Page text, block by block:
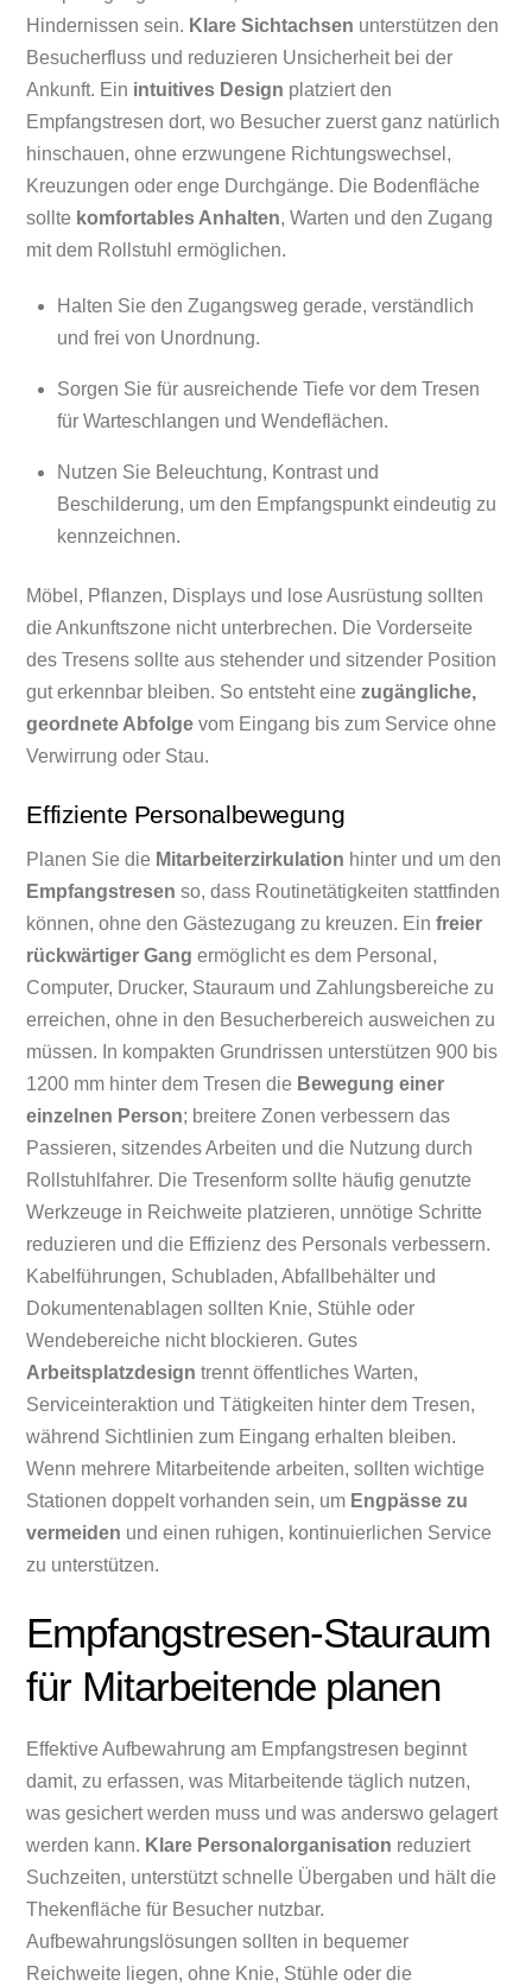
Hindernissen sein. Klare Sichtachsen unterstützen den
Besucherfluss und reduzieren Unsicherheit bei der
Ankunft. Ein intuitives Design platziert den
Empfangstresen dort, wo Besucher zuerst ganz natürlich
hinschauen, ohne erzwungene Richtungswechsel,
Kreuzungen oder enge Durchgänge. Die Bodenfläche
sollte komfortables Anhalten, Warten und den Zugang
mit dem Rollstuhl ermöglichen.
Halten Sie den Zugangsweg gerade, verständlich
und frei von Unordnung.
Sorgen Sie für ausreichende Tiefe vor dem Tresen
für Warteschlangen und Wendeflächen.
Nutzen Sie Beleuchtung, Kontrast und
Beschilderung, um den Empfangspunkt eindeutig zu
kennzeichnen.
Möbel, Pflanzen, Displays und lose Ausrüstung sollten
die Ankunftszone nicht unterbrechen. Die Vorderseite
des Tresens sollte aus stehender und sitzender Position
gut erkennbar bleiben. So entsteht einezugängliche,
geordnete Abfolge vom Eingang bis zum Service ohne
Verwirrung oder Stau.
Effiziente Personalbewegung
Planen Sie die Mitarbeiterzirkulation hinter und um den
Empfangstresen so, dass Routinetätigkeiten stattfinden
können, ohne den Gästezugang zu kreuzen. Einfreier
rückwärtiger Gang ermöglicht es dem Personal,
Computer, Drucker, Stauraum und Zahlungsbereiche zu
erreichen, ohne in den Besucherbereich ausweichen zu
müssen. In kompakten Grundrissen unterstützen 900 bis
1200 mm hinter dem Tresen die Bewegung einer
einzelnen Person; breitere Zonen verbessern das
Passieren, sitzendes Arbeiten und die Nutzung durch
Rollstuhlfahrer. Die Tresenform sollte häufig genutzte
Werkzeuge in Reichweite platzieren, unnötige Schritte
reduzieren und die Effizienz des Personals verbessern.
Kabelführungen, Schubladen, Abfallbehälter und
Dokumentenablagen sollten Knie, Stühle oder
Wendebereiche nicht blockieren. Gutes
Arbeitsplatzdesign trennt öffentliches Warten,
Serviceinteraktion und Tätigkeiten hinter dem Tresen,
während Sichtlinien zum Eingang erhalten bleiben.
Wenn mehrere Mitarbeitende arbeiten, sollten wichtige
Stationen doppelt vorhanden sein, um Engpässe zu
vermeiden und einen ruhigen, kontinuierlichen Service
zu unterstützen.
Empfangstresen-Stauraum
für Mitarbeitende planen
Effektive Aufbewahrung am Empfangstresen beginnt
damit, zu erfassen, was Mitarbeitende täglich nutzen,
was gesichert werden muss und was anderswo gelagert
werden kann. Klare Personalorganisation reduziert
Suchzeiten, unterstützt schnelle Übergaben und hält die
Thekenfläche für Besucher nutzbar.
Aufbewahrungslösungen sollten in bequemer
Reichweite liegen, ohne Knie, Stühle oder die